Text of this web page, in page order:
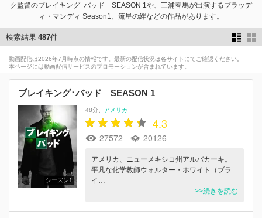
ク監督のブレイキング･バッド SEASON 1や、三浦春馬が出演するブラッデ
ィ・マンディ Season1、流星の絆などの作品があります。
検索結果 487件
動画配信は2026年7月時点の情報です。最新の配信状況は各サイトにてご確認ください。
本ページには動画配信サービスのプロモーションが含まれています。
ブレイキング･バッド SEASON 1
シーズン1
48分 アメリカ
4.3
27572 20126
アメリカ、ニューメキシコ州アルバカーキ。
平凡な化学教師ウォルター・ホワイト（ブラ
イ…
>>続きを読む